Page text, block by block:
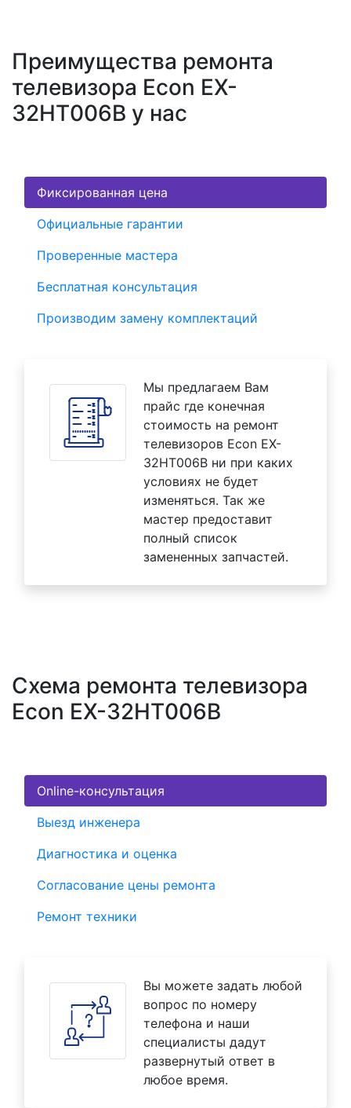
Преимущества ремонта
телевизора Econ EX-
32HT006B у нас
Фиксированная цена
Официальные гарантии
Проверенные мастера
Бесплатная консультация
Производим замену комплектаций
Мы предлагаем Вам
прайс где конечная
стоимость на ремонт
телевизоров Econ EX-
32HT006B ни при каких
условиях не будет
изменяться. Так же
мастер предоставит
полный список
замененных запчастей.
Схема ремонта телевизора
Econ EX-32HT006B
Online-консультация
Выезд инженера
Диагностика и оценка
Согласование цены ремонта
Ремонт техники
Вы можете задать любой
вопрос по номеру
телефона и наши
специалисты дадут
развернутый ответ в
любое время.